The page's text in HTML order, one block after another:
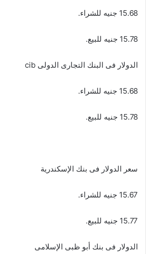
15.68 جنيه للشراء.
15.78 جنيه للبيع.
الدولار فى البنك التجارى الدولى cib
15.68 جنيه للشراء.
15.78 جنيه للبيع.
سعر الدولار فى بنك الإسكندرية
15.67 جنيه للشراء.
15.77 جنيه للبيع.
الدولار فى بنك أبو ظبى الإسلامى